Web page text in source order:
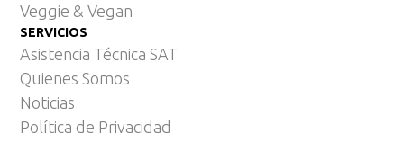
Veggie & Vegan
SERVICIOS
Asistencia Técnica SAT
Quienes Somos
Noticias
Política de Privacidad